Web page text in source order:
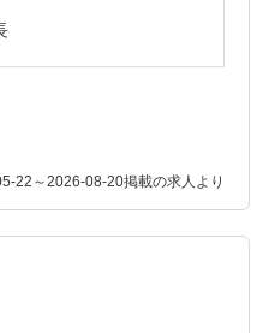
22～2026-08-20掲載の求人より